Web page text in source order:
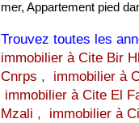
mer, Appartement pied
Trouvez toutes les
immobilier à Cite Bir
Cnrps , immobilier à
immobilier à Cite El
Mzali , immobilier à